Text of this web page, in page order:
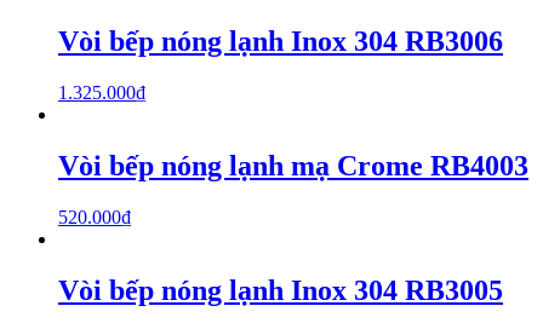
Vòi bếp nóng lạnh Inox 304 RB3006
1.325.000₫
Vòi bếp nóng lạnh mạ Crome RB4003
520.000₫
Vòi bếp nóng lạnh Inox 304 RB3005